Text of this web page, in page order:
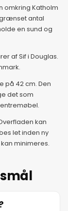
omkring Katholm
antal
en sund og
af Sif i Douglas.
på 42 cm. Den
det som
kan
let inden ny
minimeres.